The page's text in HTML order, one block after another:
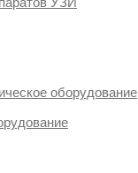
оборудование